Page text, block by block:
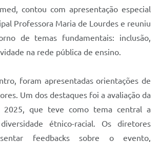
contou com apresentação especial
Professora Maria de Lourdes e reuniu
de temas fundamentais: inclusão,
na rede pública de ensino.
foram apresentadas orientações de
Um dos destaques foi a avaliação da
2025, que teve como tema central a
étnico-racial. Os diretores
feedbacks sobre o evento,